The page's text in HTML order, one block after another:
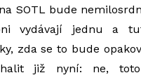
SOTL bude
vydávají jednu a
zda se to bude
již nyní: ne,